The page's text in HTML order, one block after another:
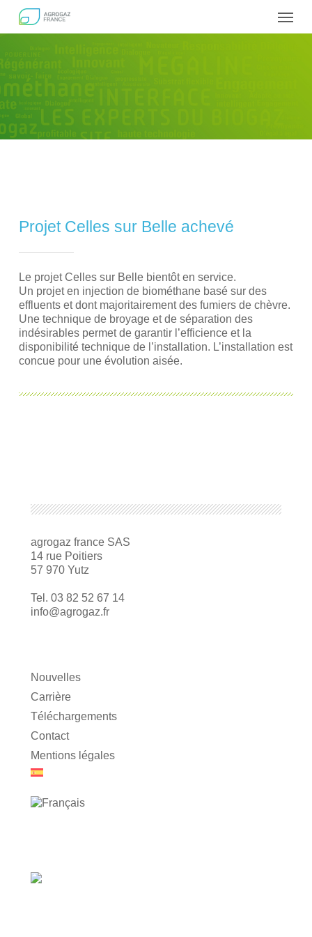
main
Menu
Projet Celles sur Belle achevé
Le projet Celles sur Belle bientôt en service.
Un projet en injection de biométhane basé sur des
effluents et dont majoritairement des fumiers de chèvre.
Une technique de broyage et de séparation des
indésirables permet de garantir l’efficience et la
disponibilité technique de l’installation. L’installation est
concue pour une évolution aisée.
agrogaz france SAS
14 rue Poitiers
57 970 Yutz
Tel. 03 82 52 67 14
info@agrogaz.fr
Nouvelles
Carrière
Téléchargements
Contact
Mentions légales